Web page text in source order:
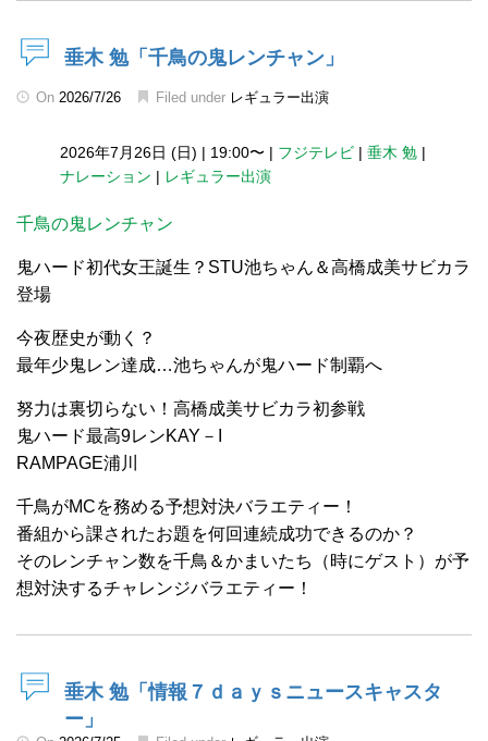
垂木 勉「千鳥の鬼レンチャン」
On 2026/7/26 Filed under レギュラー出演
2026年7月26日 (日) | 19:00〜 | フジテレビ | 垂木 勉 |
ナレーション | レギュラー出演
千鳥の鬼レンチャン
鬼ハード初代女王誕生？STU池ちゃん＆高橋成美サビカラ
登場
今夜歴史が動く？
最年少鬼レン達成…池ちゃんが鬼ハード制覇へ
努力は裏切らない！高橋成美サビカラ初参戦
鬼ハード最高9レンKAY－I
RAMPAGE浦川
千鳥がMCを務める予想対決バラエティー！
番組から課されたお題を何回連続成功できるのか？
そのレンチャン数を千鳥＆かまいたち（時にゲスト）が予
想対決するチャレンジバラエティー！
垂木 勉「情報７ｄａｙｓニュースキャスタ
ー」